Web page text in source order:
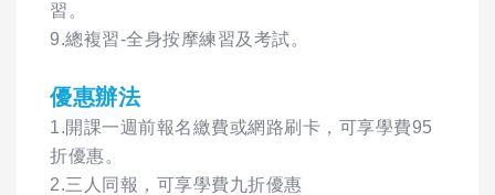
習。
9.總複習-全身按摩練習及考試。
優惠辦法
1.開課一週前報名繳費或網路刷卡，可享學費95
折優惠。
2.三人同報，可享學費九折優惠